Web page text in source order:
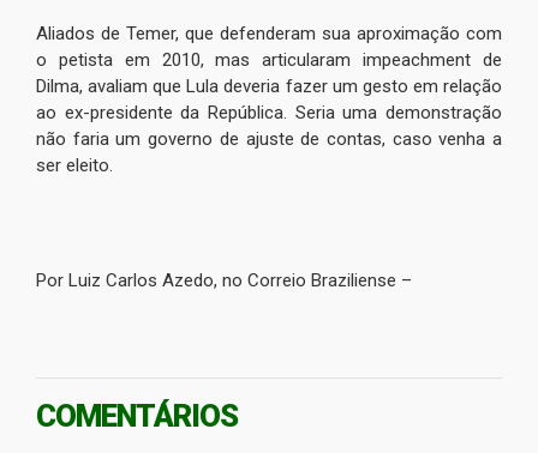
Aliados de Temer, que defenderam sua aproximação com
o petista em 2010, mas articularam impeachment de
Dilma, avaliam que Lula deveria fazer um gesto em relação
ao ex-presidente da República. Seria uma demonstração
não faria um governo de ajuste de contas, caso venha a
ser eleito.
Por Luiz Carlos Azedo, no Correio Braziliense –
COMENTÁRIOS